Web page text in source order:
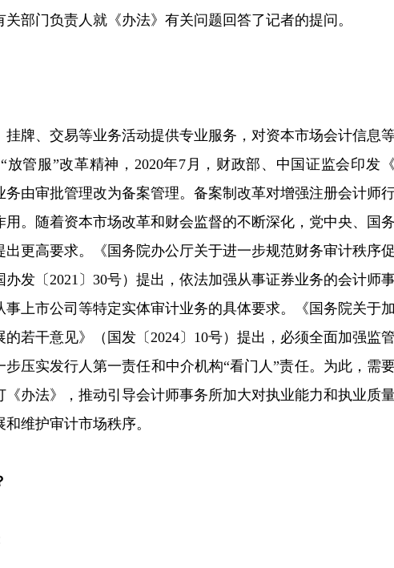
部门负责人就《办法》有关问题回答了记者的提问。
牌、交易等业务活动提供专业服务，对资本市场会计信息
管服”改革精神，2020年7月，财政部、中国证监会印发
由审批管理改为备案管理。备案制改革对增强注册会计师
。随着资本市场改革和财会监督的不断深化，党中央、国
更高要求。《国务院办公厅关于进一步规范财务审计秩序
发〔2021〕30号）提出，依法加强从事证券业务的会计师
上市公司等特定实体审计业务的具体要求。《国务院关于
若干意见》（国发〔2024〕10号）提出，必须全面加强监管
压实发行人第一责任和中介机构“看门人”责任。为此，需
办法》，推动引导会计师事务所加大对执业能力和执业质
维护审计市场秩序。